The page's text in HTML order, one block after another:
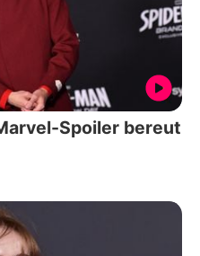
Spoiler bereut